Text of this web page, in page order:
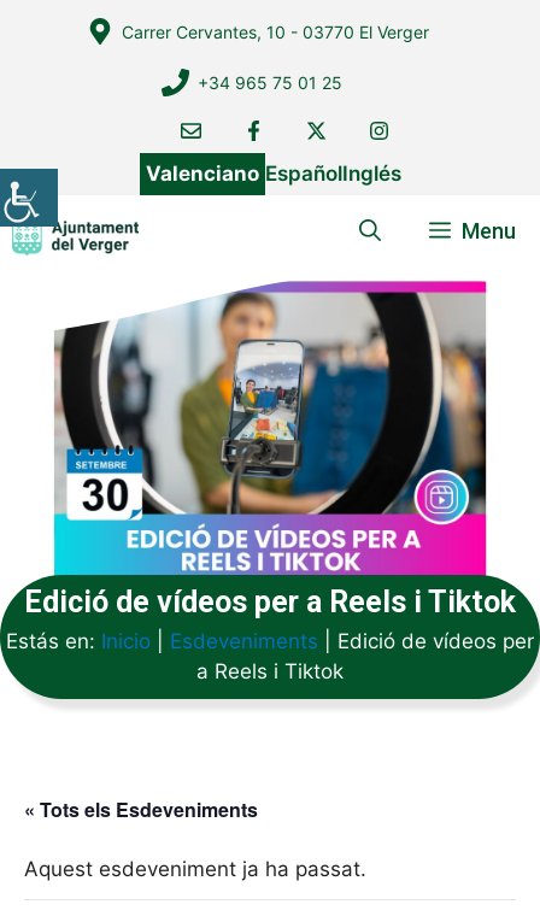
Carrer Cervantes, 10 - 03770 El Verger
+34 965 75 01 25
Valenciano EspañolInglés
Menu
Edició de vídeos per a Reels i Tiktok
Estás en: Inicio Esdeveniments
Edició de vídeos per
a Reels i Tiktok
« Tots els Esdeveniments
Aquest esdeveniment ja ha passat.